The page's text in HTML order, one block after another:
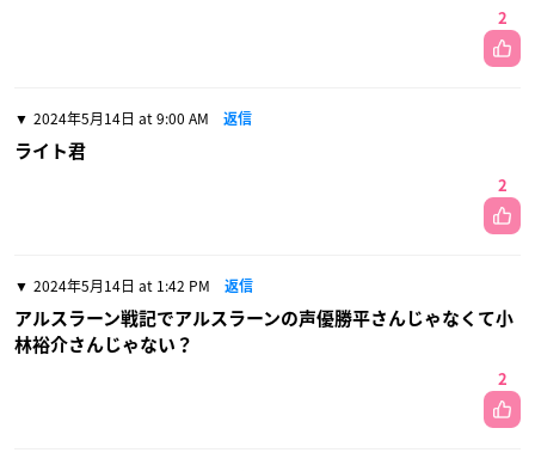
2
2024年5月14日 at 9:00 AM 返信
ライト君
2
2024年5月14日 at 1:42 PM 返信
アルスラーン戦記でアルスラーンの声優勝平さんじゃなくて小
林裕介さんじゃない？
2